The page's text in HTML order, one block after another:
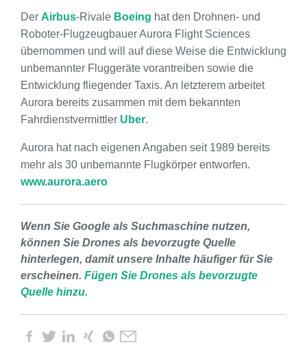
Der Airbus-Rivale Boeing hat den Drohnen- und
Roboter-Flugzeugbauer Aurora Flight Sciences
übernommen und will auf diese Weise die Entwicklung
unbemannter Fluggeräte vorantreiben sowie die
Entwicklung fliegender Taxis. An letzterem arbeitet
Aurora bereits zusammen mit dem bekannten
Fahrdienstvermittler Uber.
Aurora hat nach eigenen Angaben seit 1989 bereits
mehr als 30 unbemannte Flugkörper entworfen.
www.aurora.aero
Wenn Sie Google als Suchmaschine nutzen,
können Sie Drones als bevorzugte Quelle
hinterlegen, damit unsere Inhalte häufiger für Sie
erscheinen. Fügen Sie Drones als bevorzugte
Quelle hinzu.